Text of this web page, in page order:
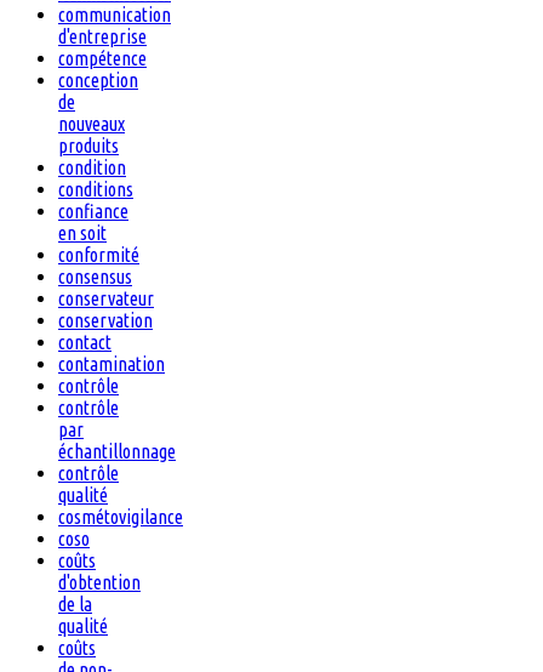
communication
d'entreprise
compétence
conception
de
nouveaux
produits
condition
conditions
confiance
en soit
conformité
consensus
conservateur
conservation
contact
contamination
contrôle
contrôle
par
échantillonnage
contrôle
qualité
cosmétovigilance
coso
coûts
d'obtention
de la
qualité
coûts